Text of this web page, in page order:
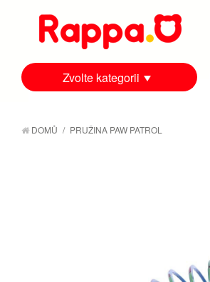
Zvolte kategorii
DOMŮ / PRUŽINA PAW PATROL